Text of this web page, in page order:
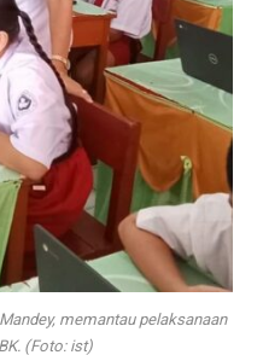
memantau pelaksanaan
(Foto: ist)